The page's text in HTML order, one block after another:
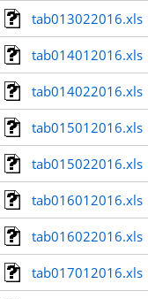
tab013022016.xls
tab014012016.xls
tab014022016.xls
tab015012016.xls
tab015022016.xls
tab016012016.xls
tab016022016.xls
tab017012016.xls